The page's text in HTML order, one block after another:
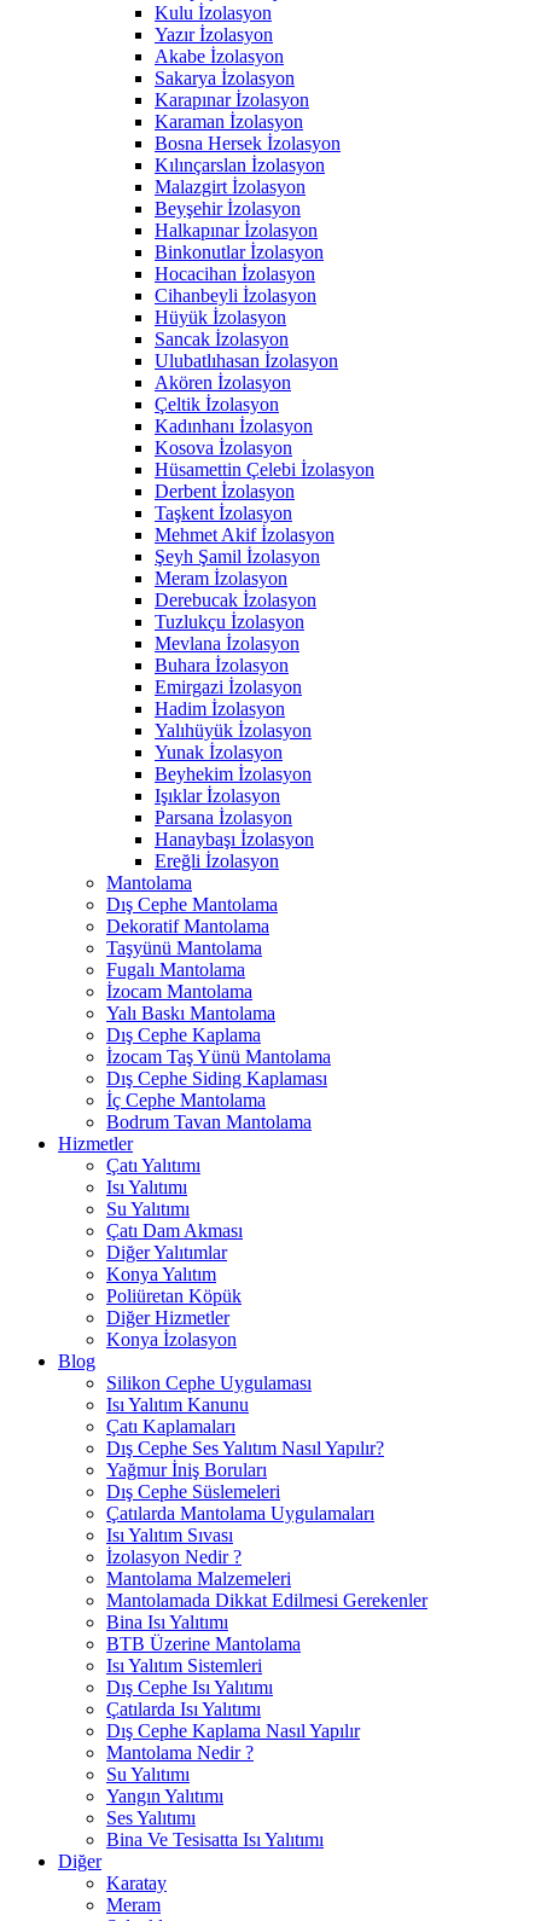
Kulu İzolasyon
Yazır İzolasyon
Akabe İzolasyon
Sakarya İzolasyon
Karapınar İzolasyon
Karaman İzolasyon
Bosna Hersek İzolasyon
Kılınçarslan İzolasyon
Malazgirt İzolasyon
Beyşehir İzolasyon
Halkapınar İzolasyon
Binkonutlar İzolasyon
Hocacihan İzolasyon
Cihanbeyli İzolasyon
Hüyük İzolasyon
Sancak İzolasyon
Ulubatlıhasan İzolasyon
Akören İzolasyon
Çeltik İzolasyon
Kadınhanı İzolasyon
Kosova İzolasyon
Hüsamettin Çelebi İzolasyon
Derbent İzolasyon
Taşkent İzolasyon
Mehmet Akif İzolasyon
Şeyh Şamil İzolasyon
Meram İzolasyon
Derebucak İzolasyon
Tuzlukçu İzolasyon
Mevlana İzolasyon
Buhara İzolasyon
Emirgazi İzolasyon
Hadim İzolasyon
Yalıhüyük İzolasyon
Yunak İzolasyon
Beyhekim İzolasyon
Işıklar İzolasyon
Parsana İzolasyon
Hanaybaşı İzolasyon
Ereğli İzolasyon
Mantolama
Dış Cephe Mantolama
Dekoratif Mantolama
Taşyünü Mantolama
Fugalı Mantolama
İzocam Mantolama
Yalı Baskı Mantolama
Dış Cephe Kaplama
İzocam Taş Yünü Mantolama
Dış Cephe Siding Kaplaması
İç Cephe Mantolama
Bodrum Tavan Mantolama
Hizmetler
Çatı Yalıtımı
Isı Yalıtımı
Su Yalıtımı
Çatı Dam Akması
Diğer Yalıtımlar
Konya Yalıtım
Poliüretan Köpük
Diğer Hizmetler
Konya İzolasyon
Blog
Silikon Cephe Uygulaması
Isı Yalıtım Kanunu
Çatı Kaplamaları
Dış Cephe Ses Yalıtım Nasıl Yapılır?
Yağmur İniş Boruları
Dış Cephe Süslemeleri
Çatılarda Mantolama Uygulamaları
Isı Yalıtım Sıvası
İzolasyon Nedir ?
Mantolama Malzemeleri
Mantolamada Dikkat Edilmesi Gerekenler
Bina Isı Yalıtımı
BTB Üzerine Mantolama
Isı Yalıtım Sistemleri
Dış Cephe Isı Yalıtımı
Çatılarda Isı Yalıtımı
Dış Cephe Kaplama Nasıl Yapılır
Mantolama Nedir ?
Su Yalıtımı
Yangın Yalıtımı
Ses Yalıtımı
Bina Ve Tesisatta Isı Yalıtımı
Diğer
Karatay
Meram